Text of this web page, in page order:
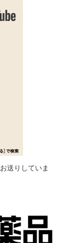
送りしていま